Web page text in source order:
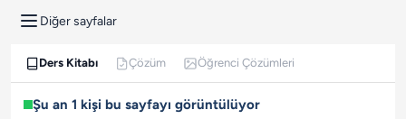
Diğer sayfalar
Ders Kitabı Çözüm Öğrenci Çözümleri
Şu an 1 kişi bu sayfayı görüntülüyor